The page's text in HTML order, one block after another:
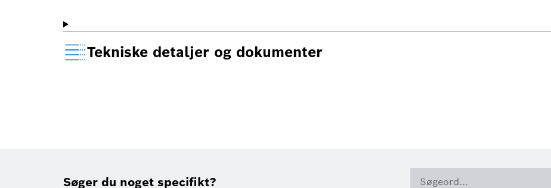
Tekniske detaljer og dokumenter
Søger du noget specifikt?